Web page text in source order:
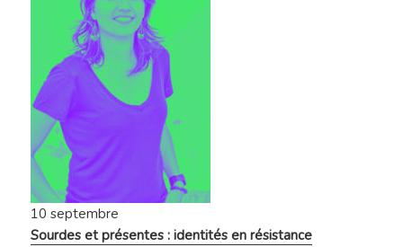
10 septembre
Sourdes et présentes : identités en résistance